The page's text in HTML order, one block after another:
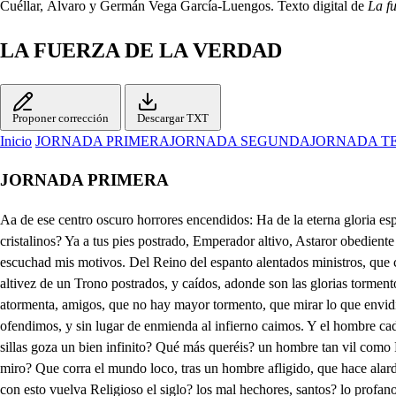
Cuéllar, Álvaro y Germán Vega García-Luengos. Texto digital de La
LA FUERZA DE LA VERDAD
Proponer corrección Descargar TXT
Inicio JORNADA PRIMERAJORNADA SEGUNDAJORNADA
JORNADA PRIMERA
Aa de ese centro oscuro horrores encendidos: Ha de la eterna gloria espíritus caídos: Hh de Dios, y del hombre invictos enemigos: como, decid, al ronco acento que respiro, no obedecéis, rasgando los aires cristalinos? Ya a tus pies postrado, Emperador altivo, Astaror obediente atiende a tus designios. Con el infierno todo, y conjunto el abismo, habla, si tu deseo hoy quieres ver cumplido. Pues tú, y todo el infierno escuchad mis motivos. Del Reino del espanto alentados ministros, que con vivir muriendo, vivís más que los siglos. Vos sobre las estrellas del cielo habéis nacido, y con eterna afrenta habitáis un abismo. De la altivez de un Trono postrados, y caídos, adonde son las glorias tormentos encendidos. Como olvidar podéis, cielo que habéis perdido, sillas que habéis dejado, pena que habéis sufrido? Pero mayor congoja nos atormenta, amigos, que no hay mayor tormento, que mirar lo que envidio. El cielo a vos negado, al hombre es concedido; y se le dan en premio, de qué? de un suspiro. Ya contra Dios pecamos, al Criador ofendimos, y sin lugar de enmienda al infierno caimos. Y el hombre cada instante hace su Dios al vicio; y porpoco que llore, es al cielo admitido. Un bajo entendimiento, que de lodo es vestido, sentado en vuestras sillas goza un bien infinito? Qué más queréis? un hombre tan vil como Francisco, la propia silla espera, que se debía a mí mismo? Y se está nuestro esfuerzo por el suelo abatido; y yo con tanta envidia lo sufro, si lo miro? Que corra el mundo loco, tras un hombre afligido, que hace alarde de ayunos, vigilias, y martirios? Que enfermo de esqueleto, parece apenas vivo? que desnudo, y descalzo, su gloria es ser mendigo? Que con esto vuelva Religioso el siglo? los mal hechores, santos? lo profano, divino? Y arrastre un mundo entero allá donde caimos, y se quede el infierno despoblado, y vencido? Pesia vuestro coraje, para cuando es el brío? ea, que sois cobardes; pues triunfa el enemigo. No veis como en Verona, de Italia pueblo invicto, sus hijos (qué dolor!) se miran admitidos? Partid, partid veloces, y al punto en sus vecinos sembrad cizaña fiera, poned discordia amigos. Fácil será el remedio si labráis al principio, haced, pues, que desechen los míseros mendigos, el medio será, César, un hombre allí muy rico, soberbio, poderoso, vano, cruel, y altivo. Un hombre, a quien el cielo le concedio benigno. bienes con que pudiese ejecutar sus vicios. Ea, al arma al arma, fuertes soldados míos, que no es aquesta injuria de ponerla en olvido. Seguida Astarot todos, que a él doy por caudillo: la discordia, y la envidia le sigan asímismo. Saquen todos sus fuerzas, el infierno ofendido; y que de ese vil hombre de todos perseguido, para vencer a un pobre no se encuentran peligros, y la victoria es cierta, si es vil el enemigo. Príncipe tenebroso, pues el afecto mío hoy te debe el que sea de esta empresa candillo. Yo vengaré tu agravio, y a pesar de Francisco, verás sus hijos todos del pueblo perseguidos. No quede sombra, amago, No quede rastro, indicio, Que no examine el brazo. Que no penetre el brío. Para hacer, que postrado. Para hacer; que rendido. Se mire ese contrario, Se advierra ese enemigo. Pues parte a la victoria. Al triunfo me encamino. Publique el clarín ronco. El parche diga herido. Contra Francisco guerra, y querrá al cielo mismo. Aquesta resolución, aunque peligrosa es, Flora, he de